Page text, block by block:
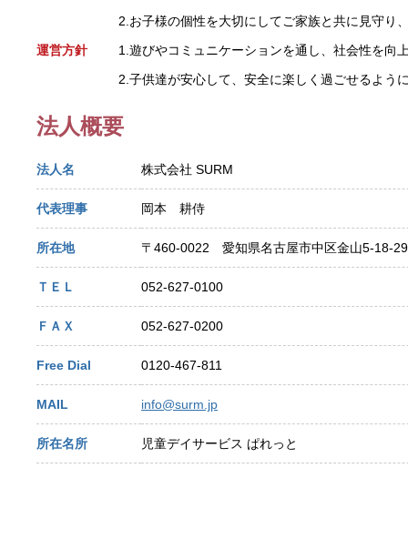
2.お子様の個性を大切にしてご家族と共に見守り
運営方針
1.遊びやコミュニケーションを通し、社会性を向
2.子供達が安心して、安全に楽しく過ごせるよう
法人概要
法人名 株式会社 SURM
代表理事 岡本 耕侍
所在地 〒460-0022 愛知県名古屋市中区金山5-18-
ＴＥＬ 052-627-0100
ＦＡＸ 052-627-0200
Free Dial 0120-467-811
MAIL info@surm.jp
所在名所 児童デイサービス ぱれっと